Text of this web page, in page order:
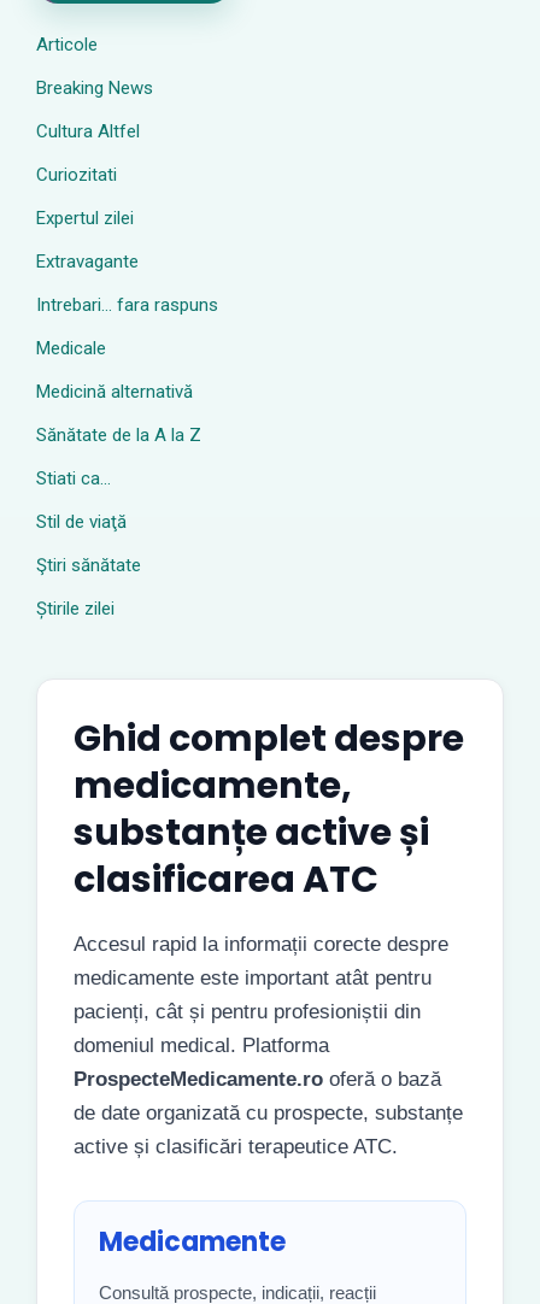
Articole
Breaking News
Cultura Altfel
Curiozitati
Expertul zilei
Extravagante
Intrebari… fara raspuns
Medicale
Medicină alternativă
Sănătate de la A la Z
Stiati ca…
Stil de viaţă
Ştiri sănătate
Știrile zilei
Ghid complet despre
medicamente,
substanțe active și
clasificarea ATC
Accesul rapid la informații corecte despre
medicamente este important atât pentru
pacienți, cât și pentru profesioniștii din
domeniul medical. Platforma
ProspecteMedicamente.ro oferă o bază
de date organizată cu prospecte, substanțe
active și clasificări terapeutice ATC.
Medicamente
Consultă prospecte, indicații, reacții